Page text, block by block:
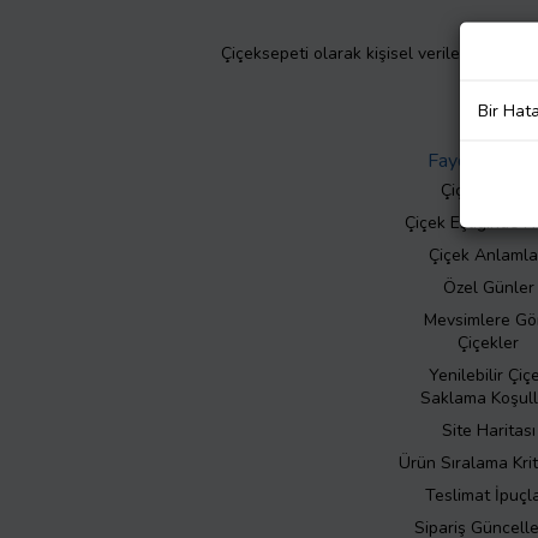
Çiçeksepeti olarak kişisel verilerinizin
Faydalı Bilgiler
Çiçek Bakımı
Çiçek Eşliğinde
Çiçek
Özel Günler
Mevsimlere
Çiçekler
Yenilebilir
Saklama
Site Haritası
Ürün Sıralama
Teslimat
Sipariş
Bir